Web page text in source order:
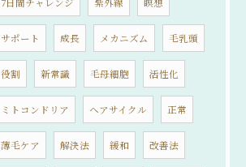
7日間チャレンジ 紫外線 瞑想
サポート 成長 メカニズム 毛乳頭
役割 新常識 毛母細胞 活性化
ミトコンドリア ヘアサイクル 正常
薄毛ケア 解決法 緩和 改善法